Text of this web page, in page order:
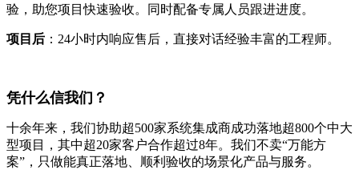
验，助您项目快速验收。同时配备专属人员跟进进度。
项目后 ：24小时内响应售后，直接对话经验丰富的工程师。
凭什么信我们？
十余年来，我们协助超500家系统集成商成功落地超800个中大
型项目，其中超20家客户合作超过8年。我们不卖“万能方
案”，只做能真正落地、顺利验收的场景化产品与服务。